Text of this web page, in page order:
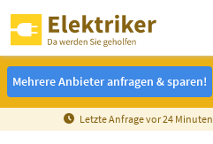
Mehrere Anbieter anfragen & sparen!
Mehrere Anbieter anfragen & sparen!
Letzte Anfrage vor24 Minuten